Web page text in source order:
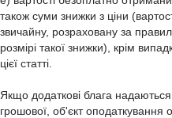
також суми знижки з ціни
звичайну, розраховану за
розмірі такої знижки), крім
цієї статті.
Якщо додаткові блага
грошової, об'єкт оподаткування